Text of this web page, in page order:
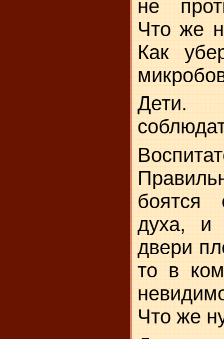
не
Что же
Как
Дети.
боятся
духа, и
двери
то в
Что же